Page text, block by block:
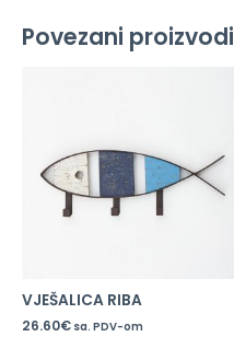
Povezani proizvodi
VJEŠALICA RIBA
26.60€ sa. PDV-om